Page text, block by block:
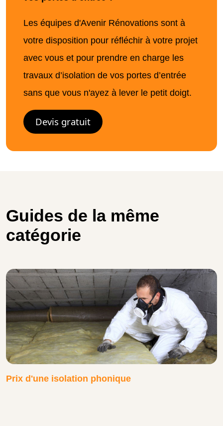
Les équipes d'Avenir Rénovations sont à
votre disposition pour réfléchir à votre projet
avec vous et pour prendre en charge les
travaux d’isolation de vos portes d’entrée
sans que vous n'ayez à lever le petit doigt.
Devis gratuit
Guides de la même
catégorie
Prix d'une isolation phonique